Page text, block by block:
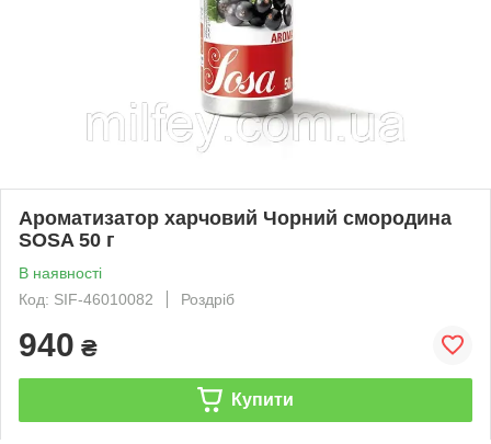
Ароматизатор харчовий Чорний смородина
SOSA 50 г
В наявності
Код: SIF-46010082
Роздріб
940 ₴
Купити